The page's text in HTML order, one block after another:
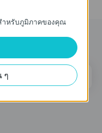
ลงทะเบียน
ำหรับภูมิภาคของคุณ
ๆ